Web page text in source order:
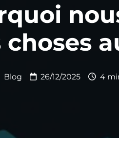
choses
Blog 26/12/2025 4